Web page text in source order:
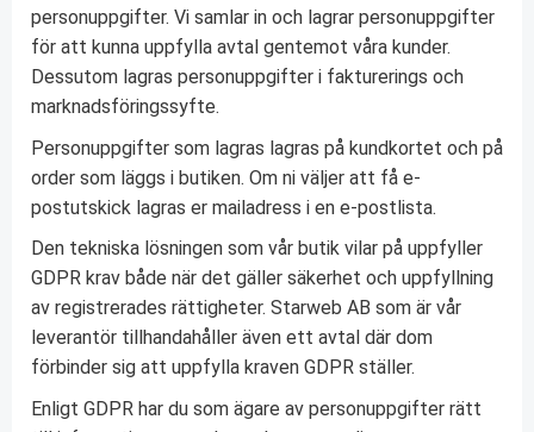
personuppgifter. Vi samlar in och lagrar personuppgifter
för att kunna uppfylla avtal gentemot våra kunder.
Dessutom lagras personuppgifter i fakturerings och
marknadsföringssyfte.
Personuppgifter som lagras lagras på kundkortet och på
order som läggs i butiken. Om ni väljer att få e-
postutskick lagras er mailadress i en e-postlista.
Den tekniska lösningen som vår butik vilar på uppfyller
GDPR krav både när det gäller säkerhet och uppfyllning
av registrerades rättigheter. Starweb AB som är vår
leverantör tillhandahåller även ett avtal där dom
förbinder sig att uppfylla kraven GDPR ställer.
Enligt GDPR har du som ägare av personuppgifter rätt